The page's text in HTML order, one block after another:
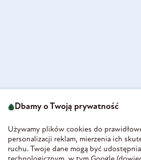
58-160 Świebodzice
REGON 890213034
INFORMACJE
Dbamy o Twoją prywatność
Używamy plików cookies do
personalizacji reklam, mierzenia ich
ruchu. Twoje dane mogą być